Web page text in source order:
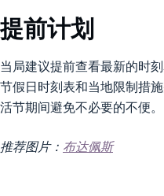
提前计划
当局建议提前查看最新的时
节假日时刻表和当地限制措
活节期间避免不必要的不便。
推荐图片： 布达佩斯